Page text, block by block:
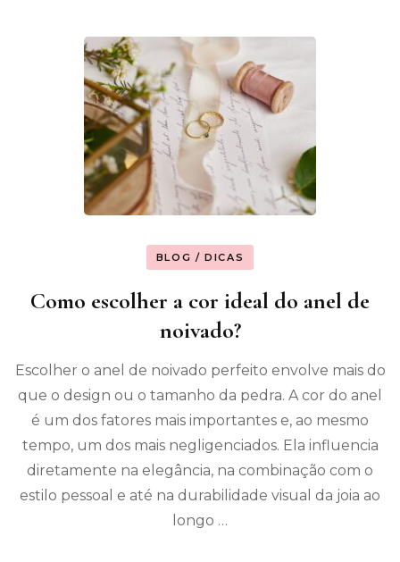
BLOG / DICAS
Como escolher a cor ideal do anel de
noivado?
Escolher o anel de noivado perfeito envolve mais do
que o design ou o tamanho da pedra. A cor do anel
é um dos fatores mais importantes e, ao mesmo
tempo, um dos mais negligenciados. Ela influencia
diretamente na elegância, na combinação com o
estilo pessoal e até na durabilidade visual da joia ao
longo …